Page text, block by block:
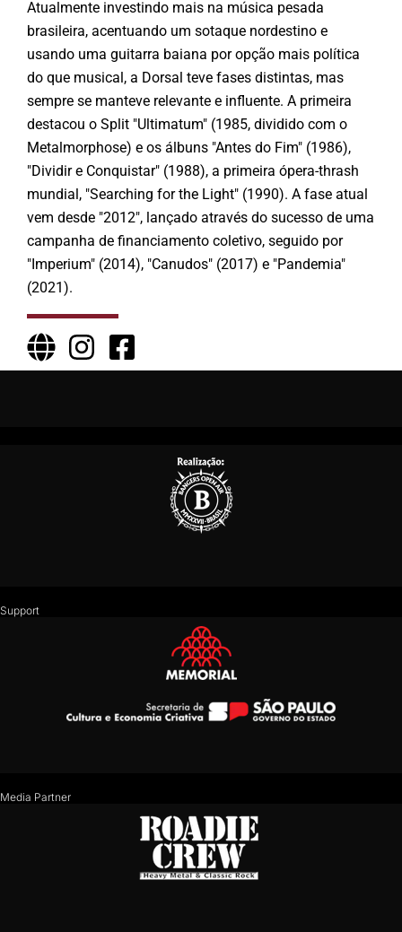
Atualmente investindo mais na música pesada
brasileira, acentuando um sotaque nordestino e
usando uma guitarra baiana por opção mais política
do que musical, a Dorsal teve fases distintas, mas
sempre se manteve relevante e influente. A primeira
destacou o Split "Ultimatum" (1985, dividido com o
Metalmorphose) e os álbuns "Antes do Fim" (1986),
"Dividir e Conquistar" (1988), a primeira ópera-thrash
mundial, "Searching for the Light" (1990). A fase atual
vem desde "2012", lançado através do sucesso de uma
campanha de financiamento coletivo, seguido por
"Imperium" (2014), "Canudos" (2017) e "Pandemia"
(2021).
Support
Media Partner